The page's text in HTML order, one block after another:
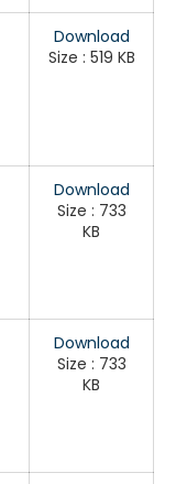
Download
Size : 519 KB
Download
Size : 733
KB
Download
Size : 733
KB